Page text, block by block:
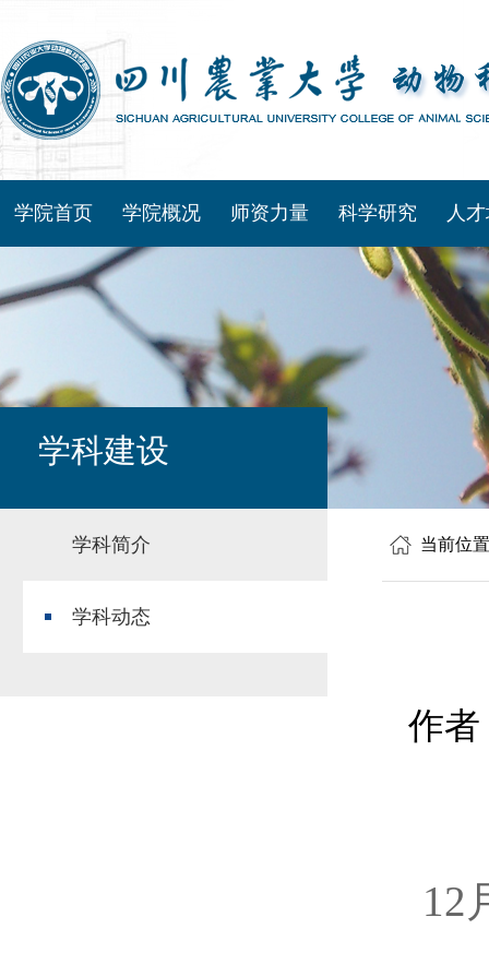
学院首页 学院概况 师资力量 科学研究 人
学科建设
学科简介
学科动态
当前位
作者
12